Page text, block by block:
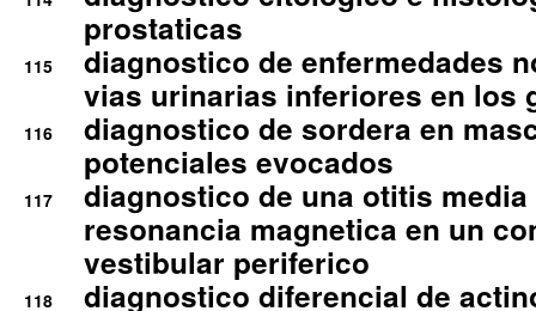
prostaticas
115
diagnostico de enfermedades
vias urinarias inferiores en los
116
diagnostico de sordera en
potenciales evocados
117
diagnostico de una otitis
resonancia magnetica en un
vestibular periferico
118
diagnostico diferencial de